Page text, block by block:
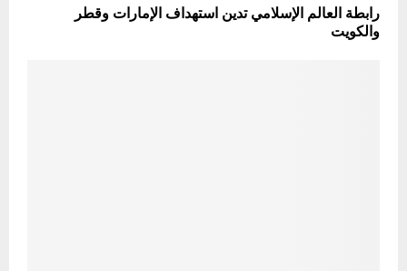
رابطة العالم الإسلامي تدين استهداف الإمارات وقطر
والكويت